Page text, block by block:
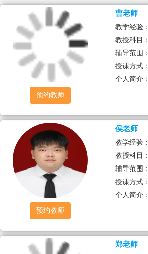
预约教师
曹老师
教学经验：
教授科目：
辅导范围：
授课方式：
个人简介：
预约教师
侯老师
教学经验：
教授科目：
辅导范围：
授课方式：
个人简介：
郑老师